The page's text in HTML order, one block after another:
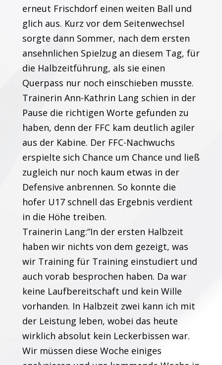
erneut Frischdorf einen weiten Ball und
glich aus. Kurz vor dem Seitenwechsel
sorgte dann Sommer, nach dem ersten
ansehnlichen Spielzug an diesem Tag, für
die Halbzeitführung, als sie einen
Querpass nur noch einschieben musste.
Trainerin Ann-Kathrin Lang schien in der
Pause die richtigen Worte gefunden zu
haben, denn der FFC kam deutlich agiler
aus der Kabine. Der FFC-Nachwuchs
erspielte sich Chance um Chance und ließ
zugleich nur noch kaum etwas in der
Defensive anbrennen. So konnte die
hofer U17 schnell das Ergebnis verdient
in die Höhe treiben.
Trainerin Lang:“In der ersten Halbzeit
haben wir nichts von dem gezeigt, was
wir Training für Training einstudiert und
auch vorab besprochen haben. Da war
keine Laufbereitschaft und kein Wille
vorhanden. In Halbzeit zwei kann ich mit
der Leistung leben, wobei das heute
wirklich absolut kein Leckerbissen war.
Wir müssen diese Woche einiges